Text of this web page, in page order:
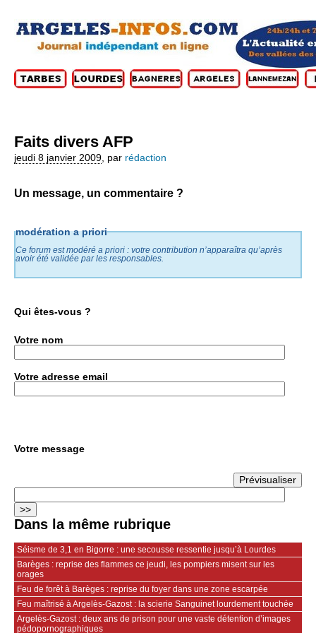
Faits divers AFP
jeudi 8 janvier 2009 par rédaction
Un message, un commentaire ?
modération a priori
Ce forum est modéré a priori : votre contribution n’apparaîtra qu’après
avoir été validée par les responsables.
Qui êtes-vous ?
Votre nom
Votre adresse email
Votre message
Dans la même rubrique
Séisme de 3,1 en Bigorre : une secousse ressentie jusqu’à Lourdes
Barèges : reprise des flammes ce jeudi, les pompiers misent sur les
orages
Feu de forêt à Barèges : reprise du foyer dans une zone escarpée
Feu maîtrisé à Argelès-Gazost : la scierie Sanguinet lourdement touchée
Argelès-Gazost : deux ans de prison pour une vaste détention d’images
pédopornographiques